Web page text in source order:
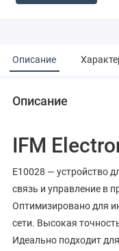
Описание
Описание
IFM
E10028 — устройство
связь и управление в
Оптимизировано для
сети. Высокая
Идеально подходит